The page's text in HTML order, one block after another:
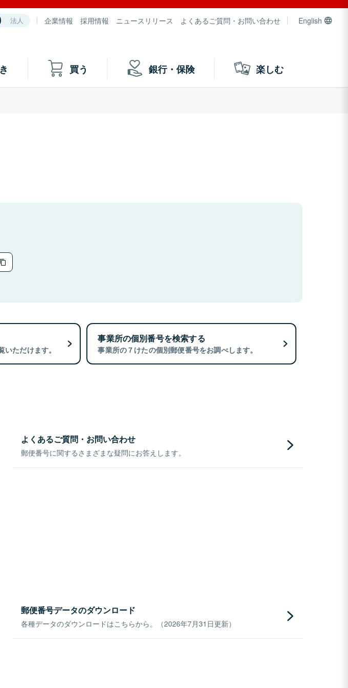
法人 企業情報 採用情報 ニュースリリース よくあるご質問・お問い合わせ English
買う 銀行・保険 楽しむ
ただけます。
事業所の個別番号を検索する
事業所の７けたの個別郵便番号をお調べします。
よくあるご質問・お問い合わせ
郵便番号に関するさまざまな疑問にお答えします。
郵便番号データのダウンロード
各種データのダウンロードはこちらから。（2026年7月31日更新）